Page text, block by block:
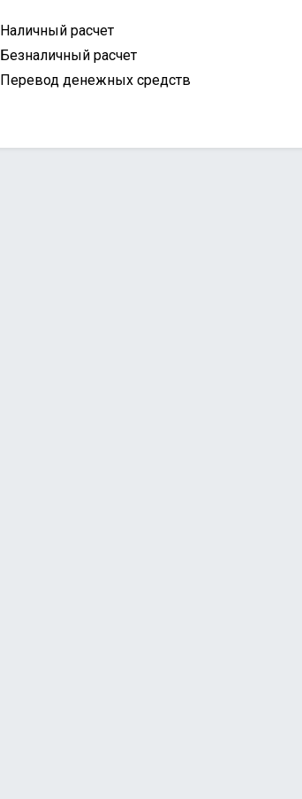
Наличный расчет
Безналичный расчет
Перевод денежных средств